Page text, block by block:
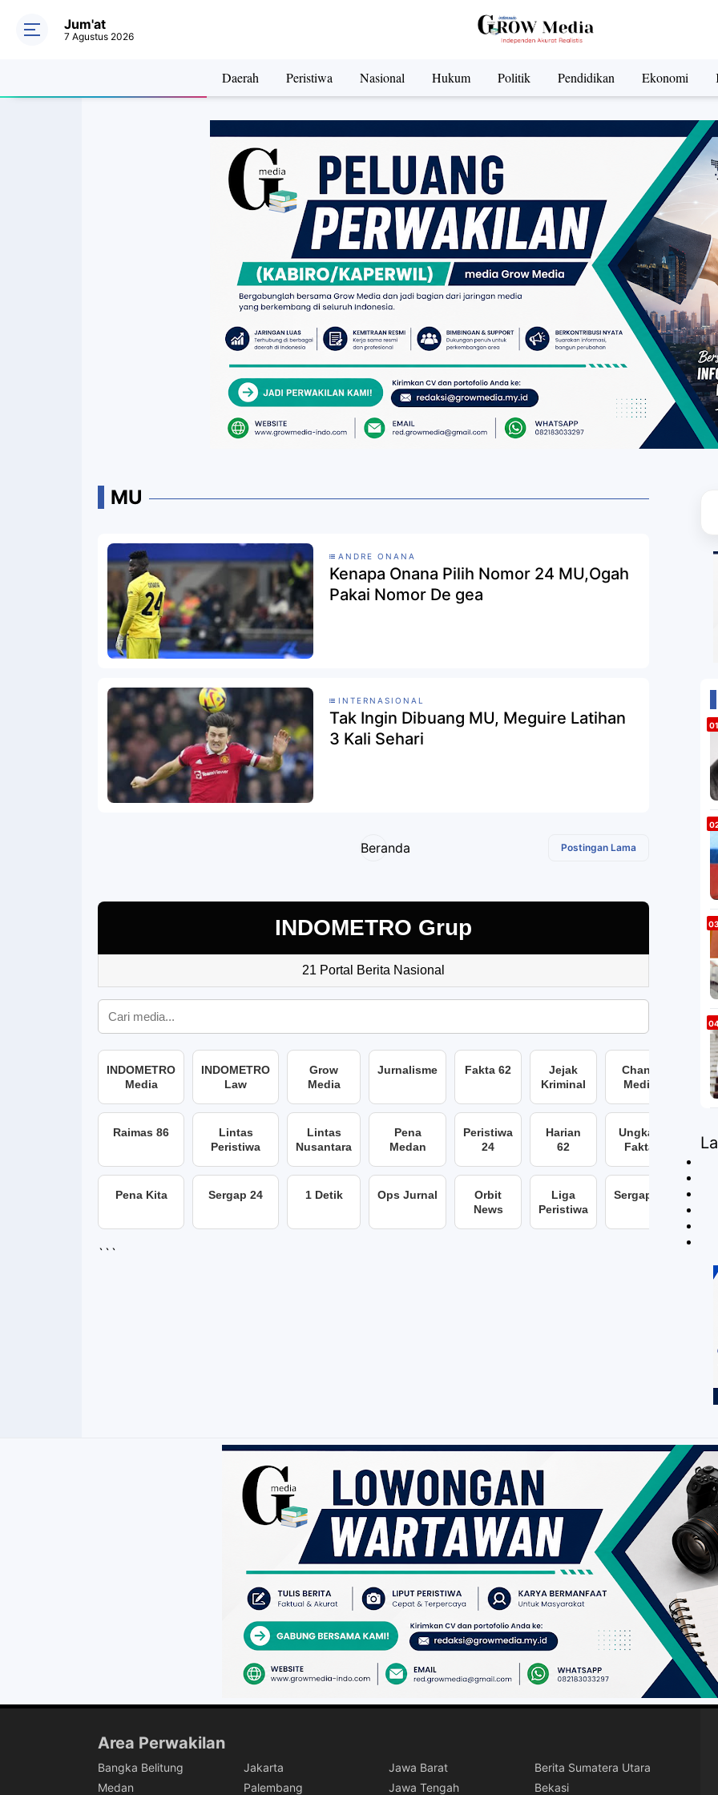
Jum'at
7 Agustus 2026
Daerah Peristiwa Nasional Hukum Politik Pendidikan Ekonomi
MU
ANDRE ONANA
Kenapa Onana Pilih Nomor 24 MU,Ogah
Pakai Nomor De gea
INTERNASIONAL
Tak Ingin Dibuang MU, Meguire Latihan
3 Kali Sehari
Postingan Lama
Beranda
INDOMETRO Grup
21 Portal Berita Nasional
INDOMETRO
Media
INDOMETRO
Law
Grow
Media
Jurnalisme Fakta 62
Jejak
Kriminal
Chans
Media
Raimas 86
Lintas
Peristiwa
Lintas
Nusantara
Pena
Medan
Peristiwa
24
Harian
62
Ungkap
Fakta
Pena Kita Sergap 24 1 Detik Ops Jurnal
Orbit
News
Liga
Peristiwa
Sergap86
```
Area Perwakilan
Bangka Belitung Jakarta Jawa Barat
Berita Sumatera Utara
Medan
Palembang Jawa Tengah Bekasi